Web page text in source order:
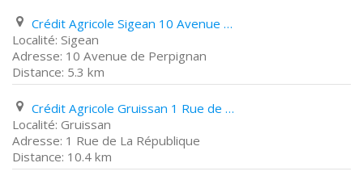
Crédit Agricole Sigean 10 Avenue de Perpignan
Sigean
10 Avenue de Perpignan
5.3 km
Crédit Agricole Gruissan 1 Rue de La République
Gruissan
1 Rue de La République
10.4 km